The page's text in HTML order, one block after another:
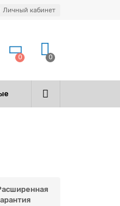
Личный кабинет
0 0